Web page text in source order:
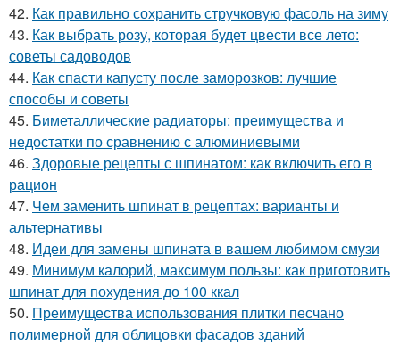
42. Как правильно сохранить стручковую фасоль на зиму
43. Как выбрать розу, которая будет цвести все лето:
советы садоводов
44. Как спасти капусту после заморозков: лучшие
способы и советы
45. Биметаллические радиаторы: преимущества и
недостатки по сравнению с алюминиевыми
46. Здоровые рецепты с шпинатом: как включить его в
рацион
47. Чем заменить шпинат в рецептах: варианты и
альтернативы
48. Идеи для замены шпината в вашем любимом смузи
49. Минимум калорий, максимум пользы: как приготовить
шпинат для похудения до 100 ккал
50. Преимущества использования плитки песчано
полимерной для облицовки фасадов зданий